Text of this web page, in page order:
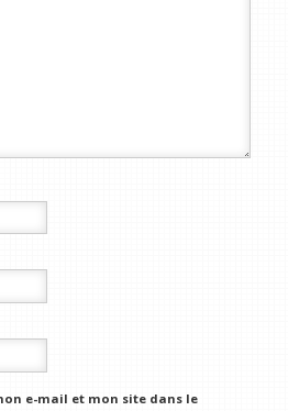
e-mail et mon site dans le